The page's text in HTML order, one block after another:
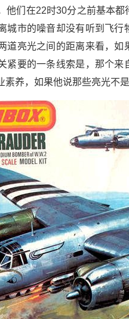
他们在22时30分之前基本
城市的噪音却没有听到飞
道亮光之间的距离来看，
紧要的一条线索是，那个
养，如果他说那些亮光不